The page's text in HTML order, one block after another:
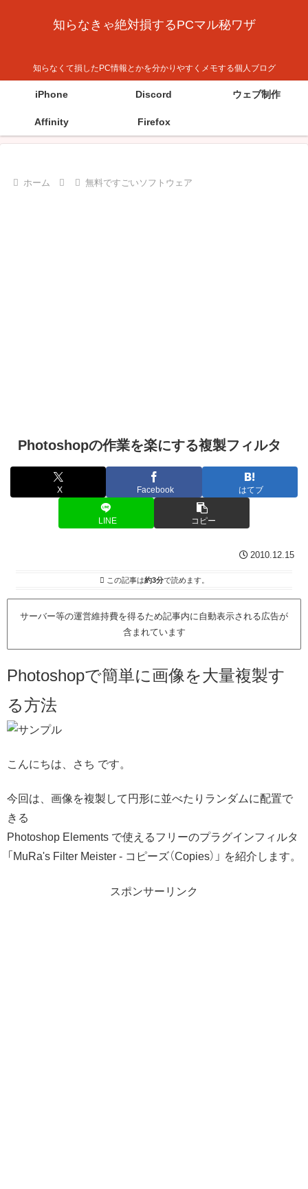
知らなきゃ絶対損するPCマル秘ワザ
知らなくて損したPC情報とかを分かりやすくメモする個人ブログ
iPhone Discord ウェブ制作
Affinity Firefox
ホーム 無料ですごいソフトウェア
Photoshopの作業を楽にする複製フィルタ
X Facebook はてブ
LINE コピー
2010.12.15
この記事は約3分で読めます。
サーバー等の運営維持費を得るため記事内に自動表示される広告が
含まれています
Photoshopで簡単に画像を大量複製す
る方法
こんにちは、さち です。
今回は、画像を複製して円形に並べたりランダムに配置で
きる
Photoshop Elements で使えるフリーのプラグインフィルタ
「MuRa's Filter Meister - コピーズ（Copies）」 を紹介します。
スポンサーリンク